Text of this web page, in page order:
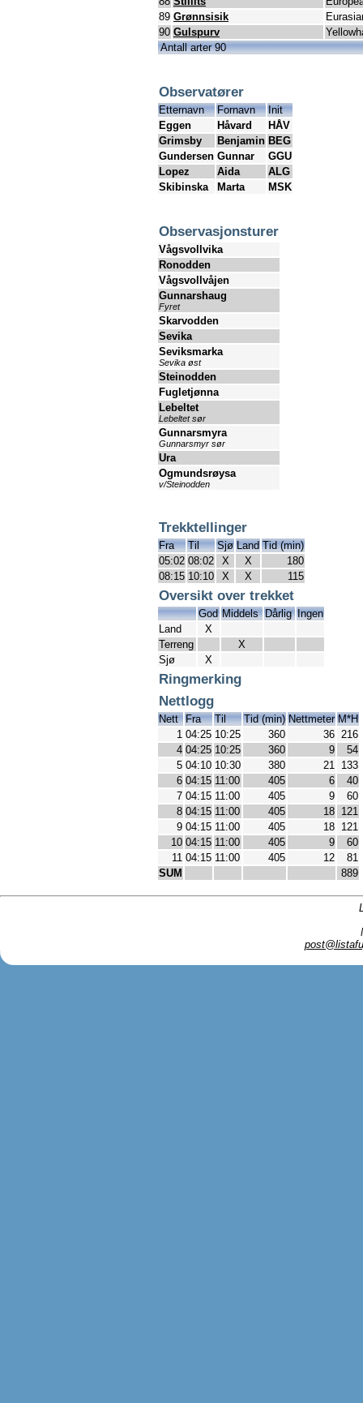
89 Grønnsisik
90 Gulspurv
Antall arter 90
Observatører
Etternavn Fornavn
Init
Eggen
Håvard
HÅV
Grimsby
Benjamin BEG
Gundersen Gunnar
GGU
Lopez
Aida
ALG
Skibinska
Marta MSK
Observasjonsturer
Vågsvollvika
Ronodden
Vågsvollvåjen
Gunnarshaug
Fyret
Skarvodden
Sevika
Seviksmarka
Sevika øst
Steinodden
Fugletjønna
Lebeltet
Lebeltet sør
Gunnarsmyra
Gunnarsmyr sør
Ura
Ogmundsrøysa
v/Steinodden
Trekktellinger
Fra Til Sjø Land Tid (min)
05:02 08:02 X X
180
08:15 10:10 X X 115
Oversikt over trekket
God Middels Dårlig Ingen
Land
X
Terreng
X
Sjø
X
Ringmerking
Nettlogg
Nett Fra Til Tid (min) Nettmeter M*H
1 04:25 10:25 360 36 216
4 04:25 10:25 360 9
54
5 04:10 10:30 380 21 133
6 04:15 11:00 405 6
40
7 04:15 11:00 405 9
60
8 04:15 11:00 405 18 121
9 04:15 11:00 405 18 121
10 04:15 11:00 405 9
60
11 04:15 11:00 405 12
81
SUM
889